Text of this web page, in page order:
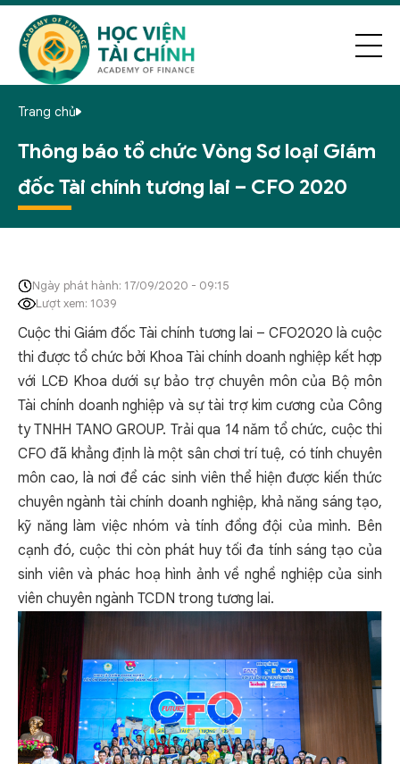
Trang chủ
Thông báo tổ chức Vòng Sơ loại Giám
đốc Tài chính tương lai – CFO 2020
Ngày phát hành: 17/09/2020 - 09:15
Lượt xem: 1039
Cuộc thi Giám đốc Tài chính tương lai – CFO2020 là cuộc
thi được tổ chức bởi Khoa Tài chính doanh nghiệp kết hợp
với LCĐ Khoa dưới sự bảo trợ chuyên môn của Bộ môn
Tài chính doanh nghiệp và sự tài trợ kim cương của Công
ty TNHH TANO GROUP. Trải qua 14 năm tổ chức, cuộc thi
CFO đã khẳng định là một sân chơi trí tuệ, có tính chuyên
môn cao, là nơi để các sinh viên thể hiện được kiến thức
chuyên ngành tài chính doanh nghiệp, khả năng sáng tạo,
kỹ năng làm việc nhóm và tính đồng đội của mình. Bên
cạnh đó, cuộc thi còn phát huy tối đa tính sáng tạo của
sinh viên và phác hoạ hình ảnh về nghề nghiệp của sinh
viên chuyên ngành TCDN trong tương lai.